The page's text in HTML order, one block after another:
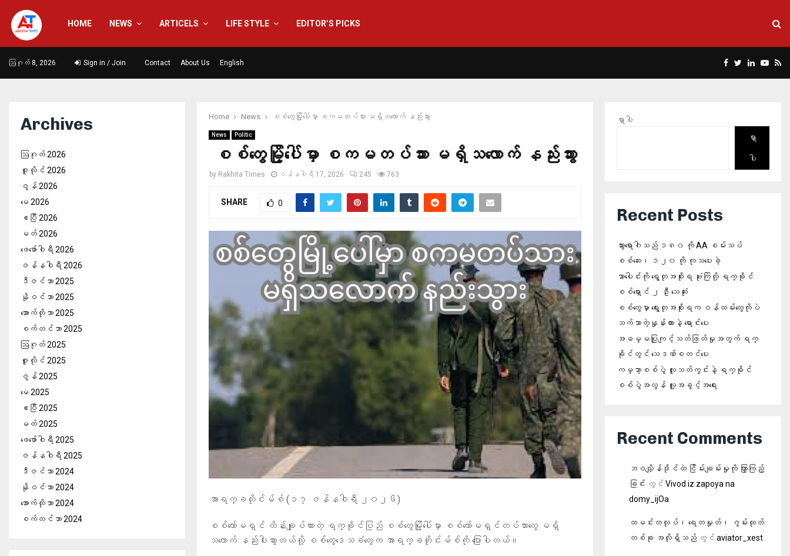
HOME NEWS ARTICELS LIFE STYLE EDITOR’S PICKS
ဩဂုတ် 8, 2026 Sign in / Join Contact About Us English Facebook
Twitter
Linkedin
Home News စစ်တွေမြို့ပေါ်မှာ စကမတပ်သား မရှိသလောက် နည်းသွား
News Politic
စစ်တွေမြို့ပေါ်မှာ စကမတပ်သား မရှိသလောက် နည်းသွား
by Rakhita Times ဇန်နဝါရီ 17, 2026 245 763
SHARE 0
အာရက္ခတိုင်းမ်စ် (၁၇ ဇန်နဝါရီ ၂၀၂၆)
စစ်ကော်မရှင် ထိန်းချုပ်ထားတဲ့ ရက္ခိုင်ပြည် စစ်တွေမြို့ပေါ်မှာ စစ်ကော်မရှင်တပ်သားတွေ မရှိ
သလောက် နည်းပါးသွားတယ်လို့ စစ်တွေဒေသခံတွေက အာရက္ခတိုင်းမ်စ်ကို ပြောပါတယ်။
Archives
ဩဂုတ် 2026
ဇူလိုင် 2026
ဇွန် 2026
မေ 2026
ဧပြီ 2026
မတ် 2026
ဖေ‌ဖော်ဝါရီ 2026
ဇန်နဝါရီ 2026
ဒီဇင်ဘာ 2025
နိုဝင်ဘာ 2025
အောက်တိုဘာ 2025
စက်တင်ဘာ 2025
ဩဂုတ် 2025
ဇူလိုင် 2025
ဇွန် 2025
မေ 2025
ဧပြီ 2025
မတ် 2025
ဖေ‌ဖော်ဝါရီ 2025
ဇန်နဝါရီ 2025
ဒီဇင်ဘာ 2024
နိုဝင်ဘာ 2024
အောက်တိုဘာ 2024
စက်တင်ဘာ 2024
ရှာပါ
ရှာ
ပါ
Recent Posts
သွားရောဂါသည် ၁၈၀ ကို AA စမ်းသပ်
စစ်ဆေး၊ ၁၂၀ ကို ကုသပေးခဲ့
သာပေါင်းကို ရွေတုအစိုးရ ဗုံးကြဲလို့ ရက္ခိုင်
စစ်ရှောင် ၂ ဦး သေဆုံး
စစ်တွေမှာ ရွေးတုအစိုးရက ဝန်ထမ်းတွေကိုပဲ
သက်သာတဲ့နှုန်းထားနဲ့ ရောင်းပေး
အဓမ္မပြုကျင့်သတ်ဖြတ်မှုအတွက် ရက္
ခိုင်တွင် သေဒဏ်စတင်ပေး
ကမ္ဘာ့စစ်ပွဲ လူသတ်ကွင်းနဲ့ ရက္ခိုင်
စစ်ပွဲအလွန် လူ့အခွင့်အရေး
Recent Comments
ဘဝသျှိန်ဒိုင်ထဲ ငြိမ်းချမ်းမှုကို ဟြှာကြည့်
ခြင်း တွင် Vivod iz zapoya na
domy_ijOa
ထမင်းတလုပ်၊ ရေတမှုတ်၊ ဂွမ်းထုတ်
တစ်ခု အလိုရှိသည် တွင် aviator_xest